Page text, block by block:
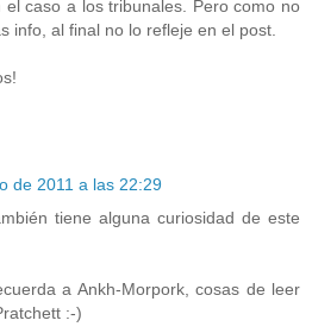
el caso a los tribunales. Pero como no
info, al final no lo refleje en el post.
de 2011 a las 22:29
tiene alguna curiosidad de este
a Ankh-Morpork, cosas de leer
:-)